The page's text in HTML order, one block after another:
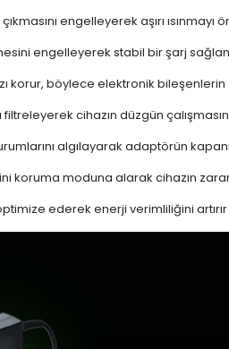
engelleyerek aşırı ısınmayı
engelleyerek stabil bir şarj
korur, böylece elektronik
cihazın düzgün
algılayarak adaptörün
koruma moduna alarak cihazın
ederek enerji verimliliğini